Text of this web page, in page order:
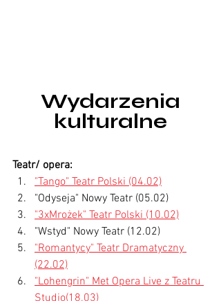
kulturalne
Teatr/ opera:
"Tango" Teatr Polski (04.02)
"Odyseja" Nowy Teatr (05.02)
"3xMrożek" Teatr Polski (10.02)
"Wstyd" Nowy Teatr (12.02)
"Romantycy" Teatr Dramatyczny
(22.02)
"Lohengrin" Met Opera Live z Teatru
Studio(18.03)